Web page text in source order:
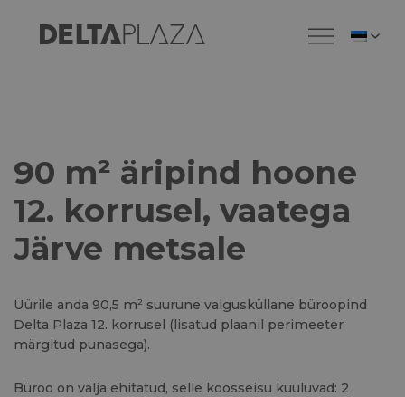
Delta Plaza MENÜÜEESTI
90 m² äripind hoone
12. korrusel, vaatega
Järve metsale
Üürile anda 90,5 m² suurune valgusküllane büroopind
Delta Plaza 12. korrusel (lisatud plaanil perimeeter
märgitud punasega).
Büroo on välja ehitatud, selle koosseisu kuuluvad: 2